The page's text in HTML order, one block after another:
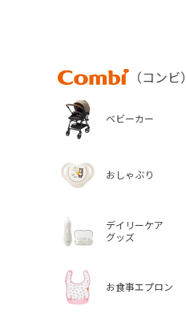
Combi
（コンビ）
ベビーカー
おしゃぶり
デイリーケア
グッズ
お食事エプロン